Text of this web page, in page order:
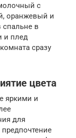
с
оранжевый и
в
и плед
сразу
цвета
яркими и
для